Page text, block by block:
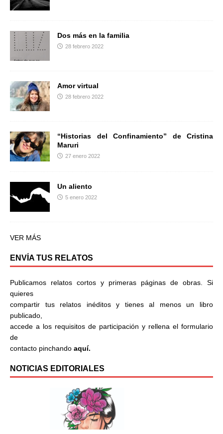
Dos más en la familia
28 febrero 2022
Amor virtual
28 febrero 2022
“Historias del Confinamiento” de Cristina
Maruri
27 enero 2022
Un aliento
5 enero 2022
VER MÁS
ENVÍA TUS RELATOS
Publicamos relatos cortos y primeras páginas de obras. Si
quieres
compartir tus relatos inéditos y tienes al menos un libro
publicado,
accede a los requisitos de participación y rellena el formulario
de
contacto pinchando aquí.
NOTICIAS EDITORIALES